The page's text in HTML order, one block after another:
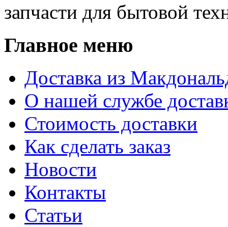
запчасти для бытовой
Главное меню
Доставка из
О нашей службе
Стоимость доставки
Как сделать заказ
Новости
Контакты
Статьи